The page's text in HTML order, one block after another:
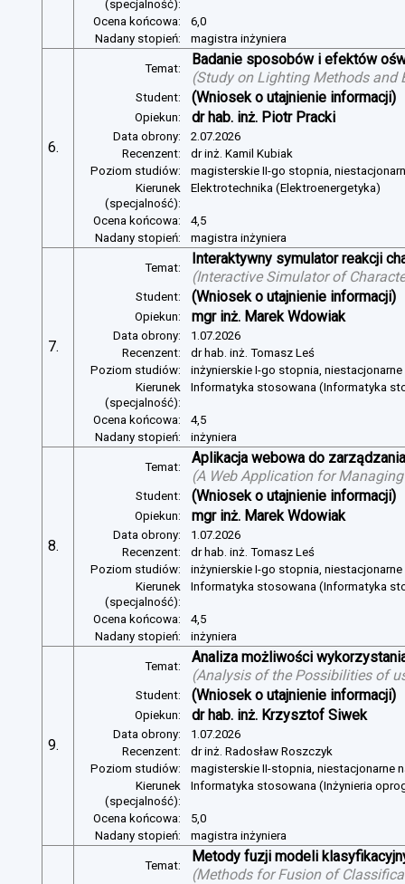
(specjalność):
Ocena końcowa:
6,0
Nadany stopień:
magistra inżyniera
6.
Temat:
Badanie sposobów i efektów
(Study on Lighting Methods and
Student: (Wniosek o utajnienie informacji)
Opiekun: dr hab. inż. Piotr Pracki
Data obrony:
2.07.2026
Recenzent:
dr inż. Kamil Kubiak
Poziom studiów:
magisterskie II-go stopnia,
Kierunek
(specjalność):
Elektrotechnika (Elektroenergetyka)
Ocena końcowa:
4,5
Nadany stopień:
magistra inżyniera
7.
Temat:
Interaktywny symulator reakcji
(Interactive Simulator of
Student: (Wniosek o utajnienie informacji)
Opiekun: mgr inż. Marek Wdowiak
Data obrony:
1.07.2026
Recenzent:
dr hab. inż. Tomasz Leś
Poziom studiów:
inżynierskie I-go stopnia, niestacjonarne
Kierunek
(specjalność):
Informatyka stosowana (Informatyka
Ocena końcowa:
4,5
Nadany stopień:
inżyniera
8.
Temat:
Aplikacja webowa do
(A Web Application for
Student: (Wniosek o utajnienie informacji)
Opiekun: mgr inż. Marek Wdowiak
Data obrony:
1.07.2026
Recenzent:
dr hab. inż. Tomasz Leś
Poziom studiów:
inżynierskie I-go stopnia, niestacjonarne
Kierunek
(specjalność):
Informatyka stosowana (Informatyka
Ocena końcowa:
4,5
Nadany stopień:
inżyniera
9.
Temat:
Analiza możliwości
(Analysis of the Possibilities of
Student: (Wniosek o utajnienie informacji)
Opiekun: dr hab. inż. Krzysztof Siwek
Data obrony:
1.07.2026
Recenzent:
dr inż. Radosław Roszczyk
Poziom studiów:
magisterskie II-stopnia, niestacjonarne
Kierunek
(specjalność):
Informatyka stosowana (Inżynieria
Ocena końcowa:
5,0
Nadany stopień:
magistra inżyniera
Temat:
Metody fuzji modeli
(Methods for Fusion of